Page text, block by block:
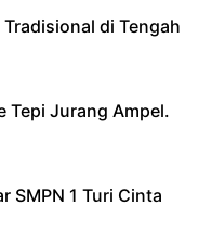
di Tengah
Tepi Jurang Ampel.
SMPN 1 Turi Cinta